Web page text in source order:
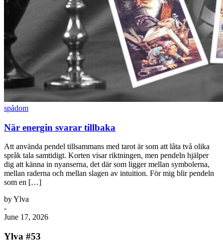
spådom
När energin svarar tillbaka
Att använda pendel tillsammans med tarot är som att låta två olika
språk tala samtidigt. Korten visar riktningen, men pendeln hjälper
dig att känna in nyanserna, det där som ligger mellan symbolerna,
mellan raderna och mellan slagen av intuition. För mig blir pendeln
som en […]
by Ylva
-
June 17, 2026
Ylva #53